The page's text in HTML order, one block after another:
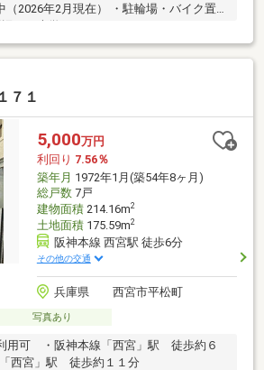
（2026年2月現在） ・駐輪場・バイク置き
７１
5,000万円
利回り 7.56％
築年月 1972年1月(築54年8ヶ月)
総戸数7戸
建物面積214.16m2
土地面積175.59m2
阪神本線 西宮駅 徒歩6分
その他の交通
兵庫県 西宮市平松町
写真あり
可 ・阪神本線「西宮」駅 徒歩約６
西宮」駅 徒歩約１１分